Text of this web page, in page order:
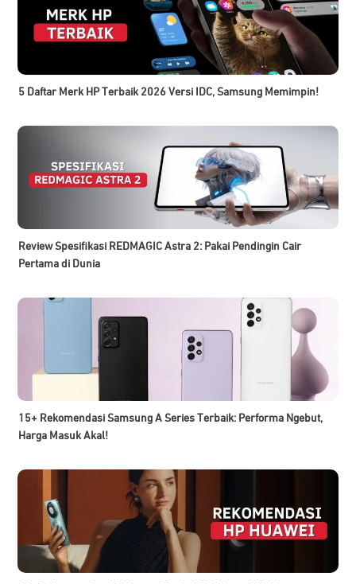
5 Daftar Merk HP Terbaik 2026 Versi IDC, Samsung Memimpin!
Review Spesifikasi REDMAGIC Astra 2: Pakai Pendingin Cair
Pertama di Dunia
15+ Rekomendasi Samsung A Series Terbaik: Performa Ngebut,
Harga Masuk Akal!